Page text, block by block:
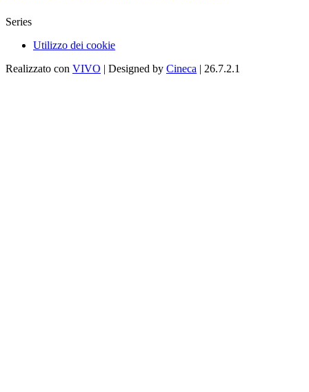
Series
Utilizzo dei cookie
Realizzato con VIVO | Designed by Cineca | 26.7.2.1